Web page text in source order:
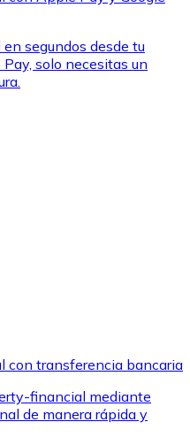
efectivo en tu tienda más
segundos desde tu
solo necesitas un
con transferencia bancaria
financial mediante
de manera rápida y